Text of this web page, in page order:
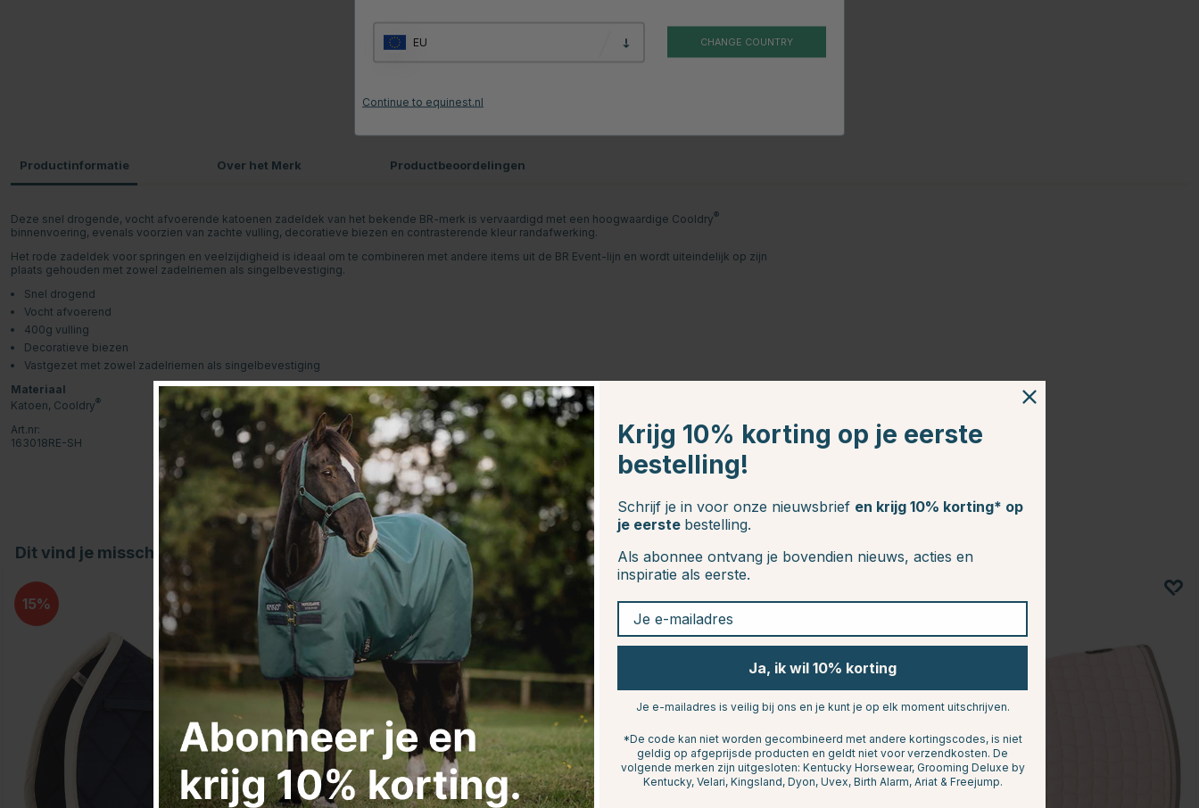
Productinformatie
Deze snel drogende, vocht afvoerende katoenen zadeldek van het bekende BR-merk is vervaardigd met een hoogwaardige Cooldry®
binnenvoering, evenals voorzien van zachte vulling, decoratieve biezen en contrasterende kleur randafwerking.
Het rode zadeldek voor springen en veelzijdigheid is ideaal om te combineren met andere items uit de BR Event-lijn en wordt uiteindelijk op zijn
plaats gehouden met zowel zadelriemen als singelbevestiging.
Snel drogend
Vocht afvoerend
400g vulling
Decoratieve biezen
Vastgezet met zowel zadelriemen als singelbevestiging
Materiaal
Katoen, Cooldry®
Art.nr:
163018RE-SH
Over het Merk Productbeoordelingen
Dit vind je misschien ook leuk
15 15
EU CHANGE COUNTRY
Continue to equinest.nl
Krijg 10% korting op je eerste
bestelling!
Schrijf je in voor onze nieuwsbrief en krijg 10% korting* op
je eerste bestelling.
Als abonnee ontvang je bovendien nieuws, acties en
inspiratie als eerste.
Je e-mailadres
Ja, ik wil 10% korting
Je e-mailadres is veilig bij ons en je kunt je op elk moment uitschrijven.
*De code kan niet worden gecombineerd met andere kortingscodes, is niet
geldig op afgeprijsde producten en geldt niet voor verzendkosten. De
volgende merken zijn uitgesloten: Kentucky Horsewear, Grooming Deluxe by
Kentucky, Velari, Kingsland, Dyon, Uvex, Birth Alarm, Ariat & Freejump.